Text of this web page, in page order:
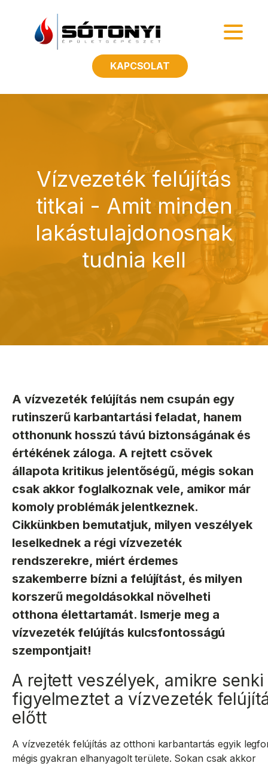
KAPCSOLAT
Vízvezeték felújítás
titkai - Amit minden
lakástulajdonosnak
tudnia kell
A vízvezeték felújítás nem csupán egy
rutinszerű karbantartási feladat, hanem
otthonunk hosszú távú biztonságának és
értékének záloga. A rejtett csövek
állapota kritikus jelentőségű, mégis sokan
csak akkor foglalkoznak vele, amikor már
komoly problémák jelentkeznek.
Cikkünkben bemutatjuk, milyen veszélyek
leselkednek a régi vízvezeték
rendszerekre, miért érdemes
szakemberre bízni a felújítást, és milyen
korszerű megoldásokkal növelheti
otthona élettartamát. Ismerje meg a
vízvezeték felújítás kulcsfontosságú
szempontjait!
A rejtett veszélyek, amikre senki
figyelmeztet a vízvezeték
előtt
A vízvezeték felújítás az otthoni karbantartás egyik
mégis gyakran elhanyagolt területe. Sokan csak akkor